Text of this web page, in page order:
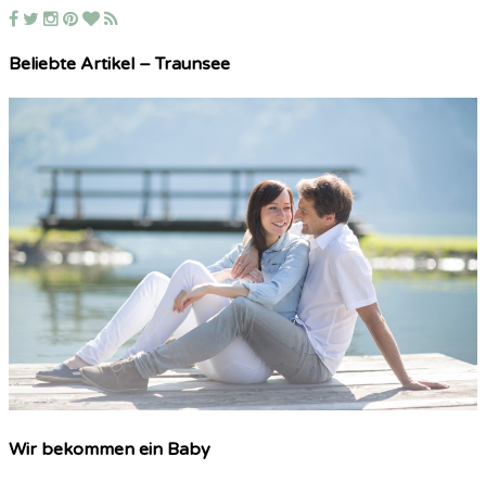
Beliebte Artikel – Traunsee
Wir bekommen ein Baby